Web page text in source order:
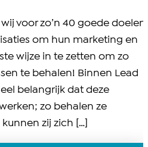
voor zo’n 40 goede doelen.
om hun marketing en
wijze in te zetten om zo
te behalen! Binnen Lead
belangrijk dat deze
zo behalen ze
zij zich […]